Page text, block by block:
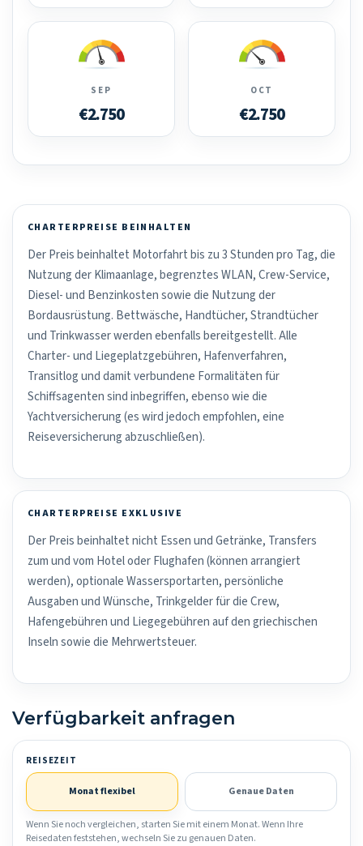
SEP
€2.750
OCT
€2.750
CHARTERPREISE BEINHALTEN
Der Preis beinhaltet Motorfahrt bis zu 3 Stunden pro Tag, die
Nutzung der Klimaanlage, begrenztes WLAN, Crew-Service,
Diesel- und Benzinkosten sowie die Nutzung der
Bordausrüstung. Bettwäsche, Handtücher, Strandtücher
und Trinkwasser werden ebenfalls bereitgestellt. Alle
Charter- und Liegeplatzgebühren, Hafenverfahren,
Transitlog und damit verbundene Formalitäten für
Schiffsagenten sind inbegriffen, ebenso wie die
Yachtversicherung (es wird jedoch empfohlen, eine
Reiseversicherung abzuschließen).
CHARTERPREISE EXKLUSIVE
Der Preis beinhaltet nicht Essen und Getränke, Transfers
zum und vom Hotel oder Flughafen (können arrangiert
werden), optionale Wassersportarten, persönliche
Ausgaben und Wünsche, Trinkgelder für die Crew,
Hafengebühren und Liegegebühren auf den griechischen
Inseln sowie die Mehrwertsteuer.
Verfügbarkeit anfragen
REISEZEIT
Monat flexibel Genaue Daten
Wenn Sie noch vergleichen, starten Sie mit einem Monat. Wenn Ihre
Reisedaten feststehen, wechseln Sie zu genauen Daten.